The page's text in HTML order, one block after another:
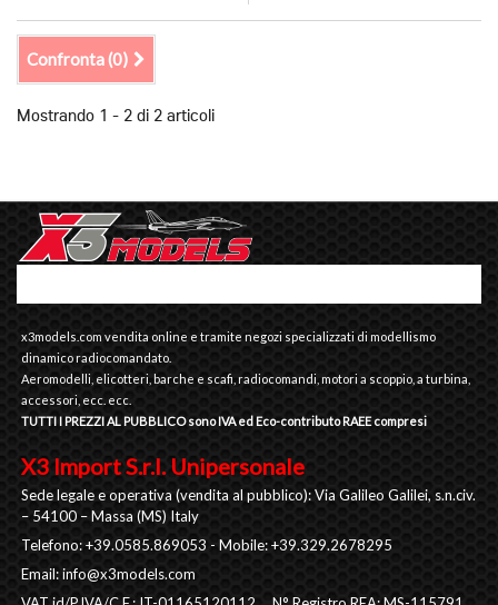
Confronta (0)
Mostrando 1 - 2 di 2 articoli
x3models.com vendita online e tramite negozi specializzati di modellismo
dinamico radiocomandato.
Aeromodelli, elicotteri, barche e scafi, radiocomandi, motori a scoppio, a turbina,
accessori, ecc. ecc.
TUTTI I PREZZI AL PUBBLICO sono IVA ed Eco-contributo RAEE compresi
X3 Import S.r.l. Unipersonale
Sede legale e operativa (vendita al pubblico): Via Galileo Galilei, s.n.civ.
– 54100 – Massa (MS) Italy
Telefono: +39.0585.869053 - Mobile: +39.329.2678295
Email:info@x3models.com